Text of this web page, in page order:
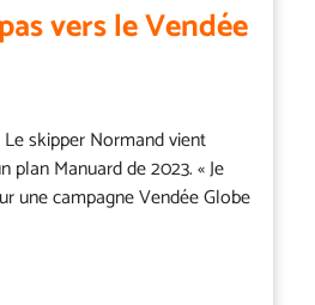
vers le Vendée
Le skipper Normand vient
plan Manuard de 2023. « Je
une campagne Vendée Globe